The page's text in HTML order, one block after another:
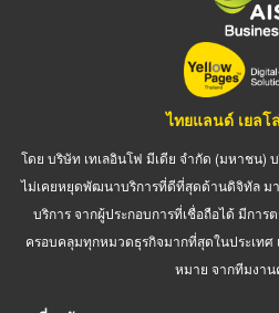
ไทยแลนด์ เยลโ
โดย บริษัท เทเลอินโฟ มีเดีย จำกัด (มหาชน)
ไม่เคยหยุดพัฒนาบริการที่ดีที่สุดด้านดิจิทัล ม
บริการ จากผู้ประกอบการที่เชื่อถือได้ มีกา
ครอบคลุมทุกหมวดธุรกิจมากที่สุดในประเทศ
หมาย จากทีมงา